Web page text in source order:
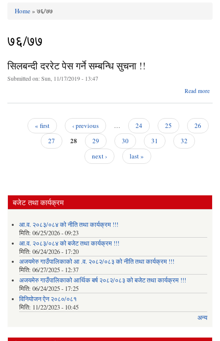
You are here
Home» ७६/७७
७६/७७
सिलबन्दी दररेट पेस गर्ने सम्बन्धि सुचना !!
Submitted on:Sun, 11/17/2019 - 13:47
Read more
« first ‹ previous … 24 25
26
27
28 29 30 31
32
next ›
last »
बजेट तथा कार्यक्रम
आ.व. २०८३/०८४ को नीति तथा कार्यक्रम !!!
मिति: 06/25/2026 - 09:23
आ.व. २०८३/०८४ को बजेट तथा कार्यक्रम !!!
मिति: 06/24/2026 - 17:20
अजयमेरु गाउँपालिकाको आ .व. २०८२/०८३ को नीति तथा कार्यक्रम !!!
मिति: 06/27/2025 - 12:37
अजयमेरु गाउँपालिकाको आर्थिक बर्ष २०८२/०८३ को बजेट तथा कार्यक्रम !!!
मिति: 06/24/2025 - 17:25
विनियोजन ऐन २०८०/०८१
मिति: 11/22/2023 - 10:45
अन्य